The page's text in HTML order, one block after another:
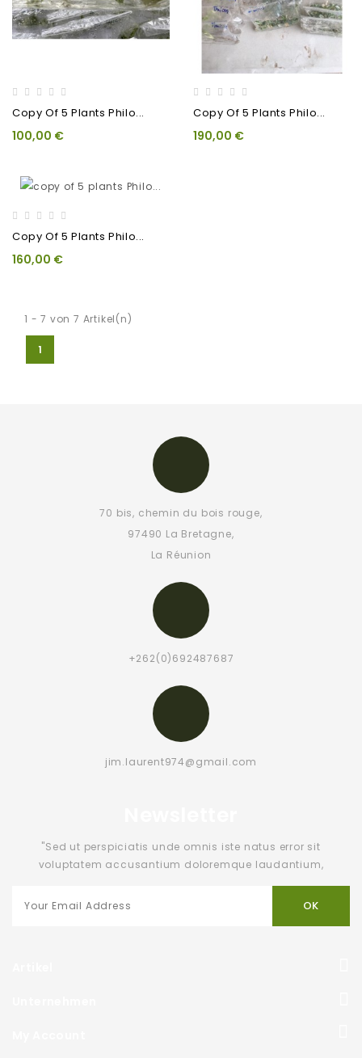
Copy Of 5 Plants Philo...
100,00 €
Copy Of 5 Plants Philo...
190,00 €
Copy Of 5 Plants Philo...
160,00 €
1 - 7 von 7 Artikel(n)
1
70 bis, chemin du bois rouge,
97490 La Bretagne,
La Réunion
+262(0)692487687
jim.laurent974@gmail.com
"Sed ut perspiciatis unde omnis iste natus error sit
voluptatem accusantium doloremque laudantium,